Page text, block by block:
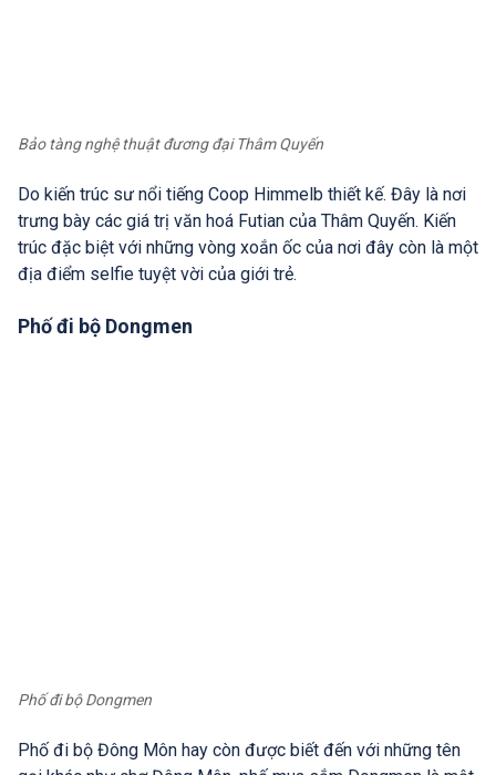
Bảo tàng nghệ thuật đương đại Thâm Quyến
Do kiến trúc sư nổi tiếng Coop Himmelb thiết kế. Đây là nơi
trưng bày các giá trị văn hoá Futian của Thâm Quyến. Kiến
trúc đặc biệt với những vòng xoắn ốc của nơi đây còn là một
địa điểm selfie tuyệt vời của giới trẻ.
Phố đi bộ Dongmen
Phố đi bộ Dongmen
Phố đi bộ Đông Môn hay còn được biết đến với những tên